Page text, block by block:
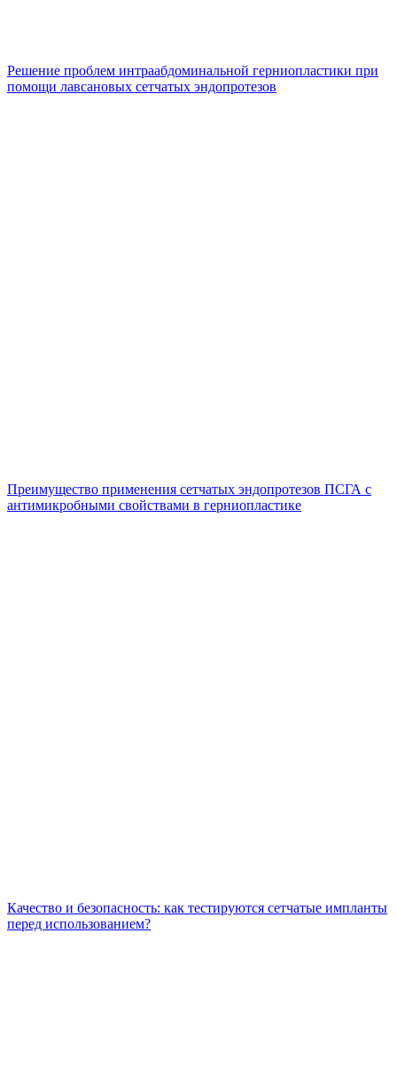
Решение проблем интраабдоминальной герниопластики при
помощи лавсановых сетчатых эндопротезов
Преимущество применения сетчатых эндопротезов ПСГА с
антимикробными свойствами в герниопластике
Качество и безопасность: как тестируются сетчатые импланты
перед использованием?